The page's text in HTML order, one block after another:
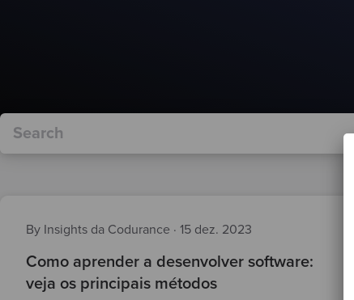
By Insights da Codurance · 15 dez. 2023
Como aprender a desenvolver software:
veja os principais métodos